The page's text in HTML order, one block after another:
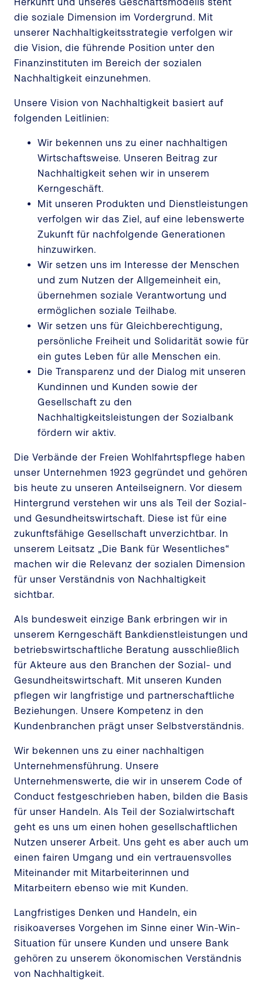
die soziale Dimension im Vordergrund. Mit
unserer Nachhaltigkeitsstrategie verfolgen wir
die Vision, die führende Position unter den
Finanzinstituten im Bereich der sozialen
Nachhaltigkeit einzunehmen.
Unsere Vision von Nachhaltigkeit basiert auf
folgenden Leitlinien:
Wir bekennen uns zu einer nachhaltigen
Wirtschaftsweise. Unseren Beitrag zur
Nachhaltigkeit sehen wir in unserem
Kerngeschäft.
Mit unseren Produkten und Dienstleistungen
verfolgen wir das Ziel, auf eine lebenswerte
Zukunft für nachfolgende Generationen
hinzuwirken.
Wir setzen uns im Interesse der Menschen
und zum Nutzen der Allgemeinheit ein,
übernehmen soziale Verantwortung und
ermöglichen soziale Teilhabe.
Wir setzen uns für Gleichberechtigung,
persönliche Freiheit und Solidarität sowie für
ein gutes Leben für alle Menschen ein.
Die Transparenz und der Dialog mit unseren
Kundinnen und Kunden sowie der
Gesellschaft zu den
Nachhaltigkeitsleistungen der Sozialbank
fördern wir aktiv.
Die Verbände der Freien Wohlfahrtspflege haben
unser Unternehmen 1923 gegründet und gehören
bis heute zu unseren Anteilseignern. Vor diesem
Hintergrund verstehen wir uns als Teil der Sozial-
und Gesundheitswirtschaft. Diese ist für eine
zukunftsfähige Gesellschaft unverzichtbar. In
unserem Leitsatz „Die Bank für Wesentliches“
machen wir die Relevanz der sozialen Dimension
für unser Verständnis von Nachhaltigkeit
sichtbar.
Als bundesweit einzige Bank erbringen wir in
unserem Kerngeschäft Bankdienstleistungen und
betriebswirtschaftliche Beratung ausschließlich
für Akteure aus den Branchen der Sozial- und
Gesundheitswirtschaft. Mit unseren Kunden
pflegen wir langfristige und partnerschaftliche
Beziehungen. Unsere Kompetenz in den
Kundenbranchen prägt unser Selbstverständnis.
Wir bekennen uns zu einer nachhaltigen
Unternehmensführung. Unsere
Unternehmenswerte, die wir in unserem Code of
Conduct festgeschrieben haben, bilden die Basis
für unser Handeln. Als Teil der Sozialwirtschaft
geht es uns um einen hohen gesellschaftlichen
Nutzen unserer Arbeit. Uns geht es aber auch um
einen fairen Umgang und ein vertrauensvolles
Miteinander mit Mitarbeiterinnen und
Mitarbeitern ebenso wie mit Kunden.
Langfristiges Denken und Handeln, ein
risikoaverses Vorgehen im Sinne einer Win-Win-
Situation für unsere Kunden und unsere Bank
gehören zu unserem ökonomischen Verständnis
von Nachhaltigkeit.